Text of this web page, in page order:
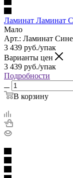
Ламинат Ламинат
Мало
Арт.: Ламинат
3 439 руб./упак
Варианты цен
3 439 руб./упак
Подробности
В корзину